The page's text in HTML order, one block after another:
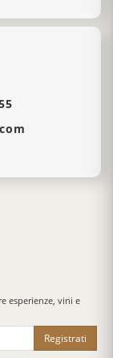
esperienze, vini e
Registrati